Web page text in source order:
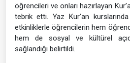
öğrencileri ve onları hazırlayan
tebrik etti. Yaz Kur’an
etkinliklerle öğrencilerin hem
hem de sosyal ve kültürel
sağlandığı belirtildi.